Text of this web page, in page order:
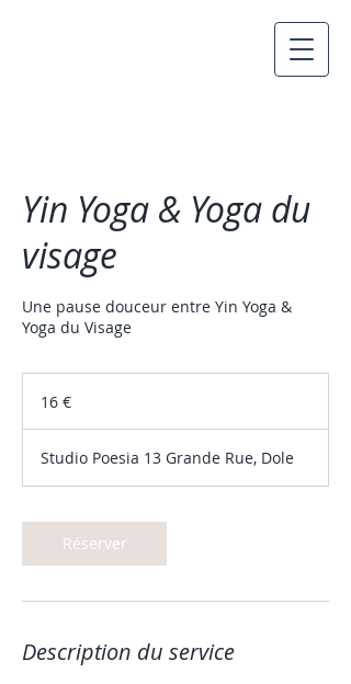
Yin Yoga & Yoga du
visage
Une pause douceur entre Yin Yoga &
Yoga du Visage
16 €
Studio Poesia 13 Grande Rue, Dole
Réserver
Description du service